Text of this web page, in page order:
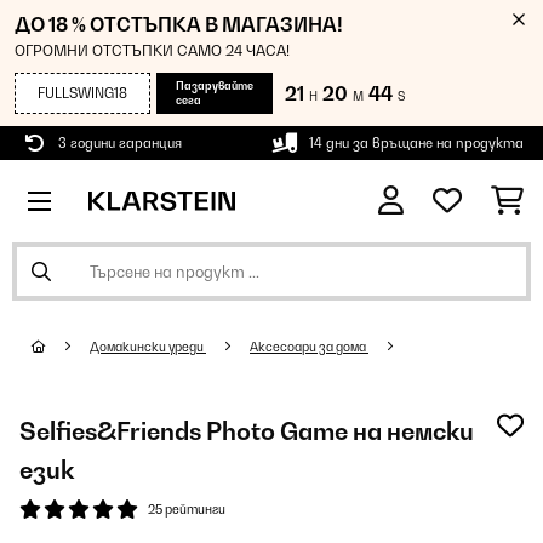
ДО 18 % ОТСТЪПКА В МАГАЗИНА!
ОГРОМНИ ОТСТЪПКИ САМО 24 ЧАСА!
FULLSWING18
Пазарувайте
сега
21 H 20 M 44 S
3 години гаранция 14 дни за връщане на продукта
Домакински уреди Аксесоари за дома
Selfies&Friends Photo Game на немски
език
25 рейтинги